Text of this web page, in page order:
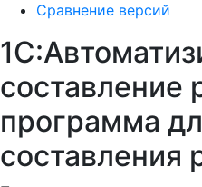
Сравнение версий
составление
программа
составления